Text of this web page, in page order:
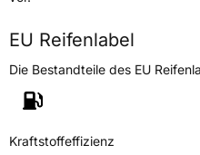
Höchstlast515 kg
Generelle Merkmale
Fahrzeugtyp
VerwendungSommerreifen
EU Reifenlabel
Die Bestandteile des EU
Kraftstoffeffizienz